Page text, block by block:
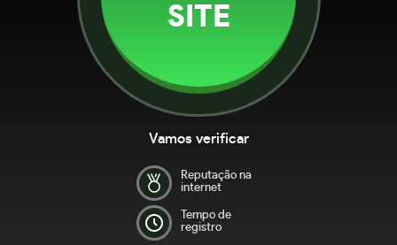
SITE
Vamos verificar
Reputação na
internet
Tempo de
registro